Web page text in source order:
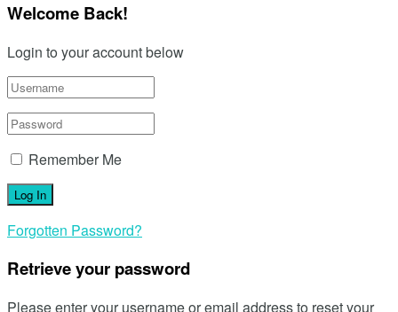
Welcome Back!
Login to your account below
Remember Me
Forgotten Password?
Retrieve your password
Please enter your username or email address to reset your